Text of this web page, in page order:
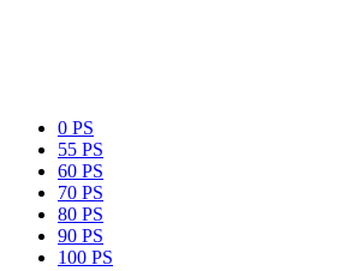
0 PS
55 PS
60 PS
70 PS
80 PS
90 PS
100 PS